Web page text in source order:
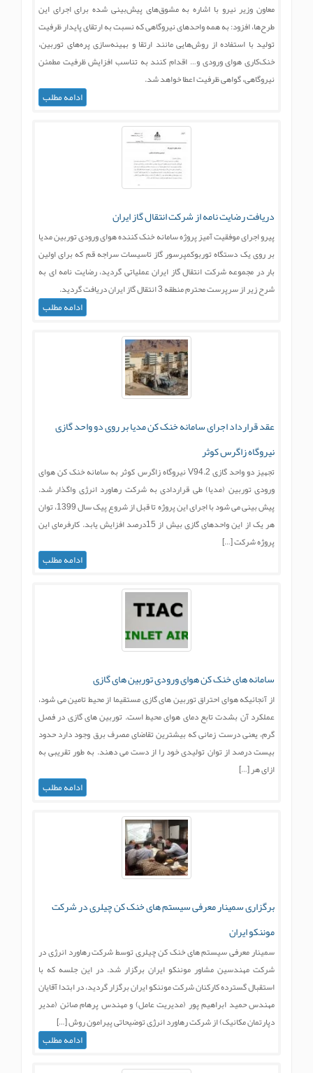
معاون وزیر نیرو با اشاره به مشوق‌های پیش‌بینی شده برای اجرای این
طرح‌ها، افزود: به همه واحد‌های نیروگاهی که نسبت به ارتقای پایدار ظرفیت
تولید با استفاده از روش‌هایی مانند ارتقا و بهینه‌سازی پره‌های توربین،
خنک‌کاری هوای ورودی و… اقدام کنند به تناسب افزایش ظرفیت مطمئن
نیروگاهی، گواهی ظرفیت اعطا خواهد شد.
ادامه مطلب
دریافت رضایت نامه از شرکت انتقال گاز ایران
پیرو اجرای موفقیت آمیز پروژه سامانه خنک کننده هوای ورودی توربین مدیا
بر روی یک دستگاه توربوکمپرسور گاز تاسیسات سراجه قم که برای اولین
بار در مجموعه شرکت انتقال گاز ایران عملیاتی گردید، رضایت نامه ای به
شرح زیر از سرپرست محترم منطقه 3 انتقال گاز ایران دریافت گردید.
ادامه مطلب
عقد قرارداد اجرای سامانه خنک کن مدیا بر روی دو واحد گازی
نیروگاه زاگرس کوثر
تجهیز دو واحد گازی V94.2 نیروگاه زاگرس کوثر به سامانه خنک کن هوای
ورودی توربین (مدیا) طی قراردادی به شرکت رهاورد انرژی واگذار شد.
پیش بینی می شود با اجرای این پروژه تا قبل از شروع پیک سال 1399، توان
هر یک از این واحدهای گازی بیش از 15درصد افزایش یابد. کارفرمای این
پروژه شرکت […]
ادامه مطلب
سامانه های خنک کن هوای ورودی توربین های گازی
از آنجائيكه هوای احتراق توربين های گازی مستقيما از محيط تامين می شود،
عملكرد آن بشدت تابع دمای هوای محيط است. توربين های گازی در فصل
گرم، يعنی درست زمانی که بيشترين تقاضای مصرف برق وجود دارد حدود
بيست درصد از توان توليدی خود را از دست می دهند. به طور تقریبی به
ازای هر […]
ادامه مطلب
برگزاری سمینار معرفی سیستم های خنک کن چیلری در شرکت
موننکو ایران
سمینار معرفی سیستم های خنک کن چیلری توسط شرکت رهاورد انرژی در
شرکت مهندسین مشاور موننکو ایران برگزار شد. در این جلسه که با
استقبال گسترده کارکنان شرکت موننکو ایران برگزار گردید، در ابتدا آقایان
مهندس حمید ابراهیم پور (مدیریت عامل) و مهندس پرهام صائن (مدیر
دپارتمان مکانیک) از شرکت رهاورد انرژی توضیحاتی پیرامون روش […]
ادامه مطلب